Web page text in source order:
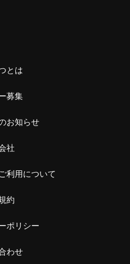
とは
募集
お知らせ
社
利用について
約
ポリシー
わせ